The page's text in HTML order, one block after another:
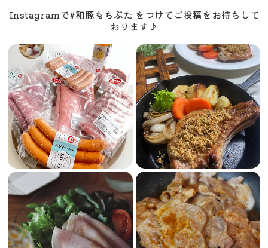
Instagramで#和豚もちぶた をつけてご投稿をお待ちして
おります♪